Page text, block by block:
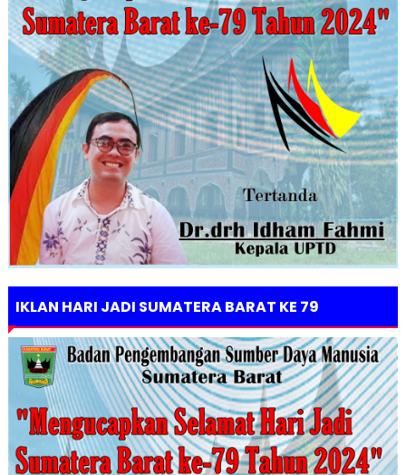
IKLAN HARI JADI SUMATERA BARAT KE 79